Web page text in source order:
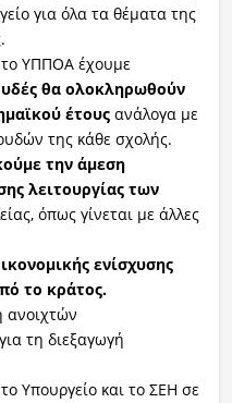
για όλα τα θέματα της
ΥΠΠΟΑ έχουμε
θα ολοκληρωθούν
έτουςανάλογα με
της κάθε σχολής.
την άμεση
λειτουργίας των
όπως γίνεται με άλλες
ενίσχυσης
το κράτος.
τη διεξαγωγή
Υπουργείο και το ΣΕΗ σε